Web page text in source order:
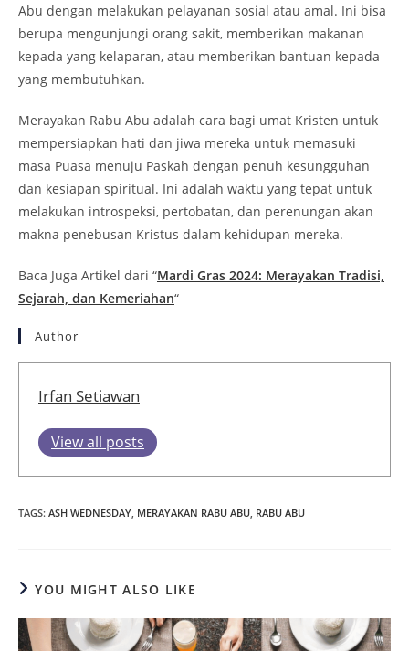
Abu dengan melakukan pelayanan sosial atau amal. Ini bisa
berupa mengunjungi orang sakit, memberikan makanan
kepada yang kelaparan, atau memberikan bantuan kepada
yang membutuhkan.
Merayakan Rabu Abu adalah cara bagi umat Kristen untuk
mempersiapkan hati dan jiwa mereka untuk memasuki
masa Puasa menuju Paskah dengan penuh kesungguhan
dan kesiapan spiritual. Ini adalah waktu yang tepat untuk
melakukan introspeksi, pertobatan, dan perenungan akan
makna penebusan Kristus dalam kehidupan mereka.
Baca Juga Artikel dari “Mardi Gras 2024: Merayakan Tradisi,
Sejarah, dan Kemeriahan“
Author
Irfan Setiawan
View all posts
TAGS: ASH WEDNESDAY, MERAYAKAN RABU ABU, RABU ABU
YOU MIGHT ALSO LIKE